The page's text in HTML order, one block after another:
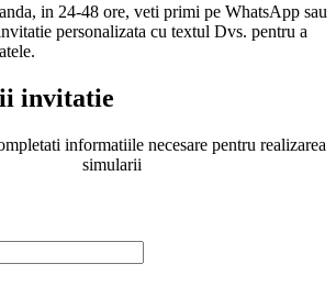
in 24-48 ore, veti primi pe WhatsApp sau
personalizata cu textul Dvs. pentru a
invitatie
informatiile necesare pentru realizarea
simularii